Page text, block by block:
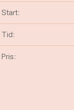
Start:
Tid:
Pris: